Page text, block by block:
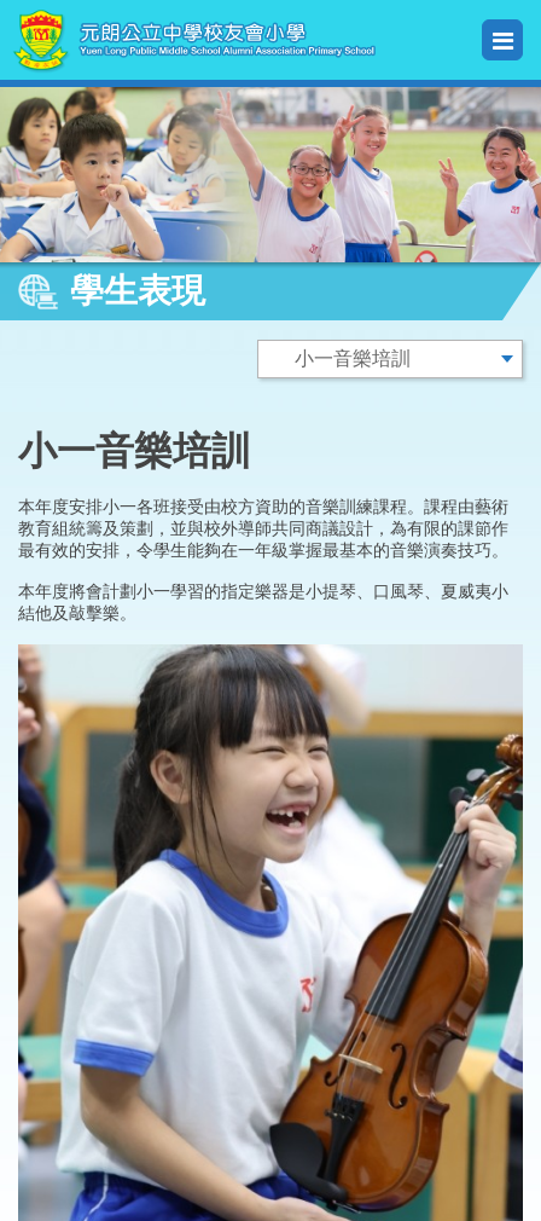
學生表現
小一音樂培訓
本年度安排小一各班接受由校方資助的音樂訓練課程。課程由藝術
教育組統籌及策劃，並與校外導師共同商議設計，為有限的課節作
最有效的安排，令學生能夠在一年級掌握最基本的音樂演奏技巧。
本年度將會計劃小一學習的指定樂器是小提琴、口風琴、夏威夷小
結他及敲擊樂。